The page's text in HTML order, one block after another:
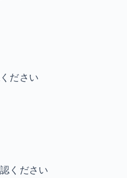
ださい
ください